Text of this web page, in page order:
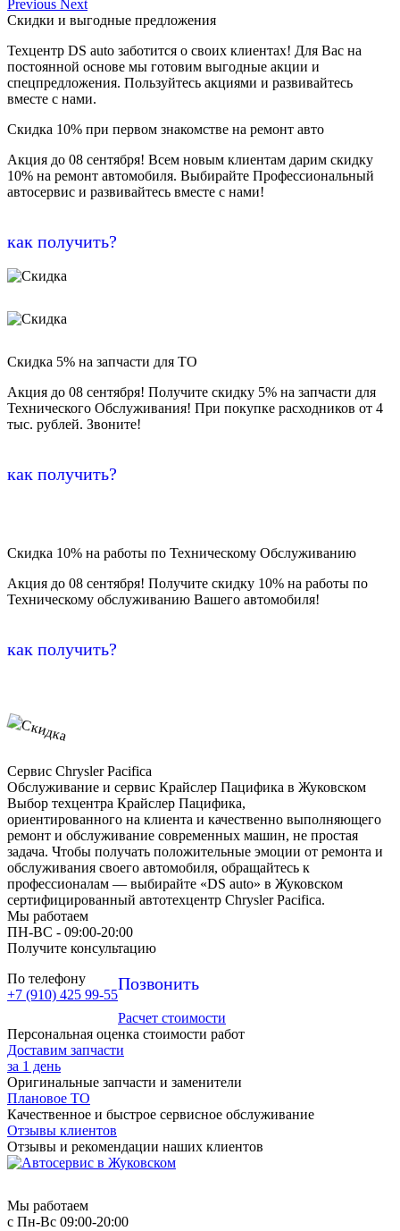
Previous Next
Скидки и выгодные предложения
Техцентр DS auto заботится о своих клиентах! Для Вас на
постоянной основе мы готовим выгодные акции и
спецпредложения. Пользуйтесь акциями и развивайтесь
вместе с нами.
Скидка 10% при первом знакомстве на ремонт авто
Акция до 08 сентября! Всем новым клиентам дарим скидку
10% на ремонт автомобиля. Выбирайте Профессиональный
автосервис и развивайтесь вместе с нами!
как получить?
Скидка 5% на запчасти для ТО
Акция до 08 сентября! Получите скидку 5% на запчасти для
Технического Обслуживания! При покупке расходников от 4
тыс. рублей. Звоните!
как получить?
Скидка 10% на работы по Техническому Обслуживанию
Акция до 08 сентября! Получите скидку 10% на работы по
Техническому обслуживанию Вашего автомобиля!
как получить?
Сервис Chrysler Pacifica
Обслуживание и сервис Крайслер Пацифика в Жуковском
Выбор техцентра Крайслер Пацифика,
ориентированного на клиента и качественно выполняющего
ремонт и обслуживание современных машин, не простая
задача. Чтобы получать положительные эмоции от ремонта и
обслуживания своего автомобиля, обращайтесь к
профессионалам — выбирайте «DS auto» в Жуковском
сертифицированный автотехцентр Chrysler Pacifica.
Мы работаем
ПН-ВC - 09:00-20:00
Получите консультацию
По телефону
+7 (910) 425 99-55
Позвонить
Расчет стоимости
Персональная оценка стоимости работ
Доставим запчасти
за 1 день
Оригинальные запчасти и заменители
Плановое ТО
Качественное и быстрое сервисное обслуживание
Отзывы клиентов
Отзывы и рекомендации наших клиентов
Мы работаем
с Пн-Вc 09:00-20:00